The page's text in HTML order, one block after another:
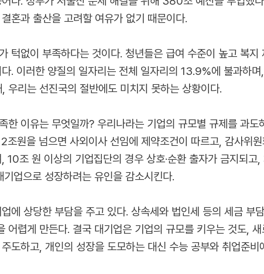
혼과 출산을 고려할 여유가 없기 때문이다.
턱없이 부족하다는 것이다. 청년들은 급여 수준이 높고 복
. 이러한 양질의 일자리는 전체 일자리의 13.9%에 불과하
리는 선진국의 절반에도 미치지 못하는 상황이다.
한 이유는 무엇일까? 우리나라는 기업의 규모별 규제를 과
조원을 넘으면 사외이사 선임에 제약조건이 따르고, 감사위
10조 원 이상의 기업집단의 경우 상호·순환 출자가 금지되
업으로 성장하려는 유인을 감소시킨다.
에 상당한 부담을 주고 있다. 상속세와 법인세 등의 세금 부
어렵게 만든다. 결국 대기업은 기업의 규모를 키우는 것도,
도하고, 개인의 성장을 도모하는 대신 수능 공부와 취업준